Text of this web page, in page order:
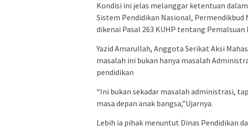
Kondisi ini jelas melanggar ketentuan
Sistem Pendidikan Nasional, Permendikbud
dikenai Pasal 263 KUHP tentang Pemalsuan
Yazid Amarullah, Anggota Serikat Aksi
masalah ini bukan hanya masalah
pendidikan
“Ini bukan sekadar masalah administrasi,
masa depan anak bangsa,”Ujarnya.
Lebih ia pihak menuntut Dinas Pendidikan